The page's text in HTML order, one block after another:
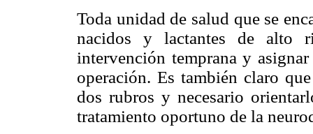
Toda unidad de salud que se
nacidos y lactantes de alto
intervención temprana y
operación. Es también claro
dos rubros y necesario
tratamiento oportuno de la